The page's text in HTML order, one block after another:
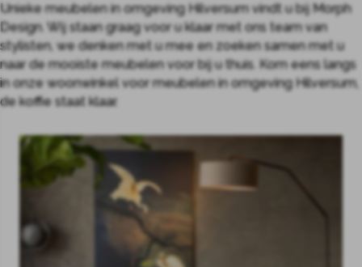
Unieke meubelen in omgeving Hilversum vindt u bij Morph
Design. Wij staan graag voor u klaar met ons team van
stylisten, we denken met u mee en zoeken samen met u
naar de mooiste meubelen voor bij u thuis. Kom eens langs
in onze woonwinkel voor meubelen in omgeving Hilversum,
de koffie staat klaar.